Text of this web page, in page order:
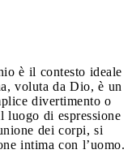
è il contesto ideale
voluta da Dio, è un
divertimento o
luogo di espressione
dei corpi, si
intima con l’uomo.